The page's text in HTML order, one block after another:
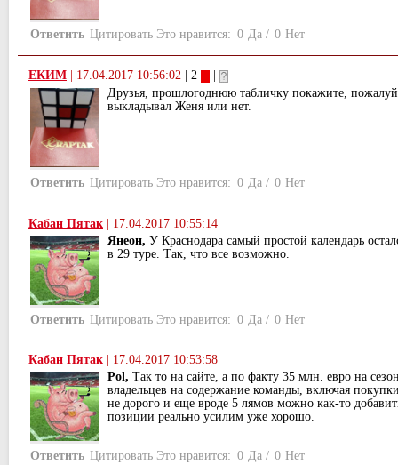
Ответить Цитировать Это нравится: 0 Да / 0 Нет
ЕКИМ 17.04.2017 10:56:02 | 2
Друзья, прошлогоднюю табличку покажите,
выкладывал Женя или нет.
Ответить Цитировать Это нравится: 0 Да / 0 Нет
Кабан Пятак | 17.04.2017 10:55:14
Янеон, У Краснодара самый простой календарь
в 29 туре. Так, что все возможно.
Ответить Цитировать Это нравится: 0 Да / 0 Нет
Кабан Пятак
17.04.2017 10:53:58
Pol, Так то на сайте, а по факту 35 млн. евро на
владельцев на содержание команды, включая
не дорого и еще вроде 5 лямов можно как-то
позиции реально усилим уже хорошо.
Ответить Цитировать Это нравится: 0 Да / 0 Нет